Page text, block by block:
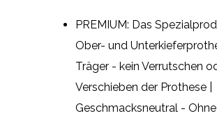
PREMIUM: Das
Ober- und
Träger - kein Verrutschen
Verschieben der Prothese |
Geschmacksneutral -